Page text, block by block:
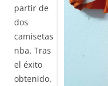
partir de
dos
camisetas
nba. Tras
el éxito
obtenido,